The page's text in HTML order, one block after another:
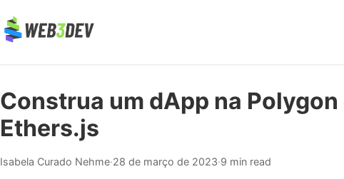
Construa um dApp na Polygon
Ethers.js
Isabela Curado Nehme·28 de março de 2023·9 min read